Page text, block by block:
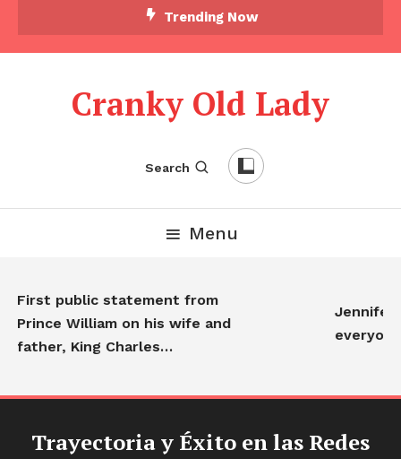
Trending Now
Cranky Old Lady
Search
Menu
First public statement from
Prince William on his wife and
father, King Charles…
Jennifer
everyone…
Trayectoria y Éxito en las Redes